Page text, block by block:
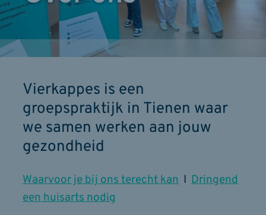
Vierkappes is een
groepspraktijk in Tienen waar
we samen werken aan jouw
gezondheid
Waarvoor je bij ons terecht kan I Dringend
een huisarts nodig